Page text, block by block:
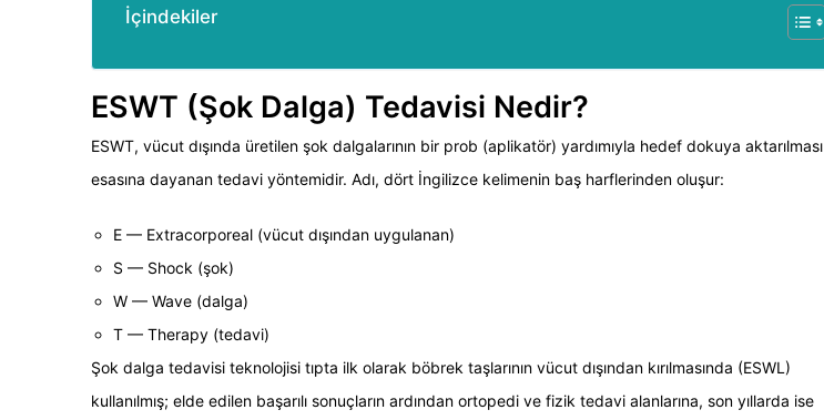
İçindekiler
ESWT (Şok Dalga) Tedavisi Nedir?
ESWT, vücut dışında üretilen şok dalgalarının bir prob (aplikatör) yardımıyla hedef dokuya aktarılması
esasına dayanan tedavi yöntemidir. Adı, dört İngilizce kelimenin baş harflerinden oluşur:
E — Extracorporeal (vücut dışından uygulanan)
S — Shock (şok)
W — Wave (dalga)
T — Therapy (tedavi)
Şok dalga tedavisi teknolojisi tıpta ilk olarak böbrek taşlarının vücut dışından kırılmasında (ESWL)
kullanılmış; elde edilen başarılı sonuçların ardından ortopedi ve fizik tedavi alanlarına, son yıllarda ise